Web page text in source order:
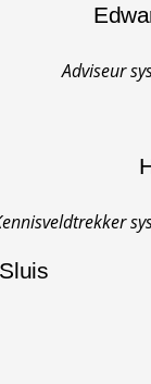
Adviseur
Sluis